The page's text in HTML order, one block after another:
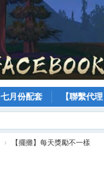
七月份配套 【聯繫代
› 【擺攤】每天獎勵不一樣